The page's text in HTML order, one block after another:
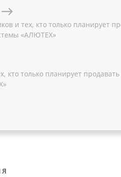
и тех, кто только планирует
«АЛЮТЕХ»
кто только планирует продавать